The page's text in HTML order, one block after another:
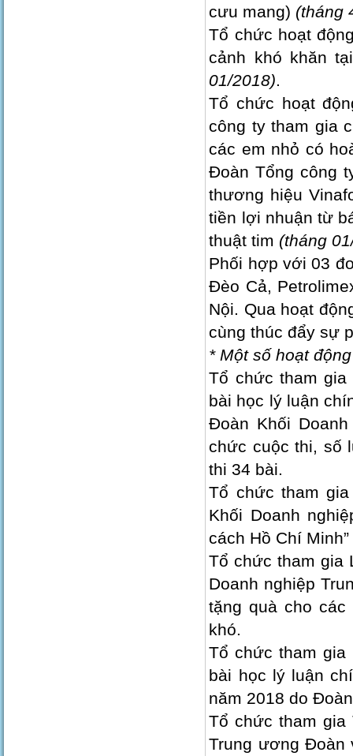
cưu mang) (tháng
Tổ chức hoạt
cảnh khó khăn
01/2018).
Tổ chức hoạt
công ty tham gia
các em nhỏ có
Đoàn Tổng công
thương hiệu
tiền lợi nhuận từ
thuật tim (tháng
Phối hợp với 03
Đèo Cả,
Nội. Qua hoạt
cùng thúc đẩy sự
* Một số hoạt
Tổ chức tham
bài học lý luận
Đoàn Khối
chức cuộc thi, số
thi 34 bài.
Tổ chức tham
Khối Doanh
cách Hồ Chí
Tổ chức tham gia
Doanh nghiệp
tặng quà cho
khó.
Tổ chức tham
bài học lý luận
năm 2018 do
Tổ chức tham
Trung ương Đoàn